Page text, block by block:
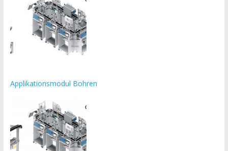
Applikationsmodul Bohren